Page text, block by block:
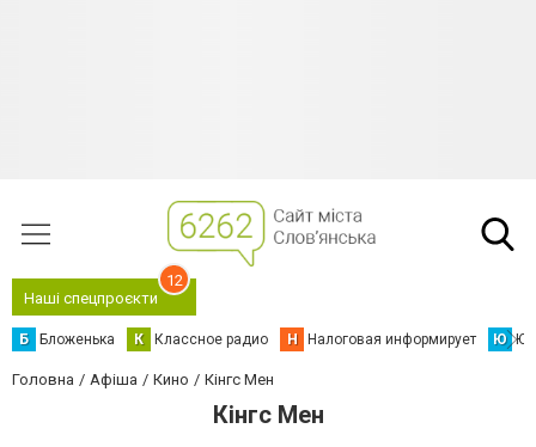
Наші спецпроєкти
12
Б Бложенька К Классное радио Н Налоговая информирует Ю
Головна Афіша Кино Кінгс Мен
Кінгс Мен